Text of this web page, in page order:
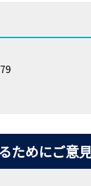
ためにご意